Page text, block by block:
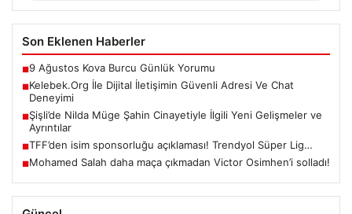
Son Eklenen Haberler
■9 Ağustos Kova Burcu Günlük Yorumu
■Kelebek.Org İle Dijital İletişimin Güvenli Adresi Ve Chat
Deneyimi
■Şişli’de Nilda Müge Şahin Cinayetiyle İlgili Yeni Gelişmeler ve
Ayrıntılar
■TFF’den isim sponsorluğu açıklaması! Trendyol Süper Lig…
■Mohamed Salah daha maça çıkmadan Victor Osimhen’i solladı!